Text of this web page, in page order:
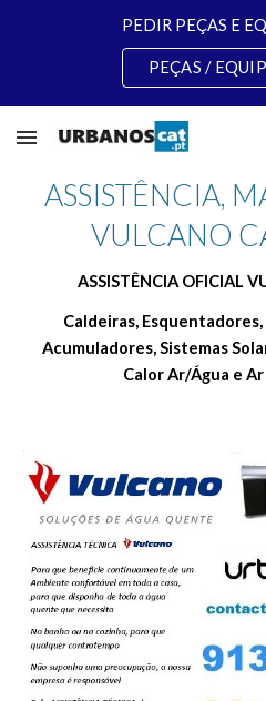
PEDIR PEÇAS E
PEÇAS /
ASSISTÊNCIA,
VULCANO
ASSISTÊNCIA OFICIAL
Caldeiras,
Acumuladores, Sistemas
Calor Ar/Água e